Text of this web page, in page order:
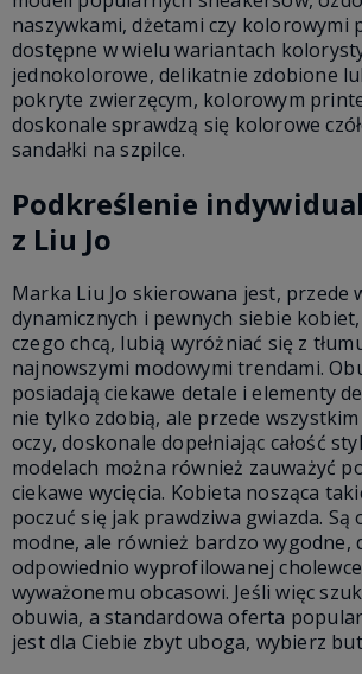
naszywkami, dżetami czy kolorowymi
dostępne w wielu wariantach
jednokolorowe, delikatnie zdobione
pokryte zwierzęcym, kolorowym
doskonale sprawdzą się kolorowe
sandałki na szpilce.
Podkreślenie
z Liu Jo
Marka Liu Jo skierowana jest, przede
dynamicznych i pewnych siebie
czego chcą, lubią wyróżniać się z
najnowszymi modowymi trendami.
posiadają ciekawe detale i elementy
nie tylko zdobią, ale przede
oczy, doskonale dopełniając całość
modelach można również zauważyć
ciekawe wycięcia. Kobieta nosząca
poczuć się jak prawdziwa gwiazda. Są
modne, ale również bardzo wygodne,
odpowiednio wyprofilowanej
wyważonemu obcasowi. Jeśli więc
obuwia, a standardowa oferta
jest dla Ciebie zbyt uboga, wybierz